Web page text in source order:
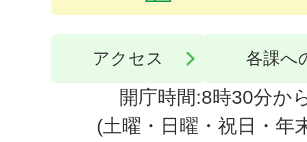
アクセス 各課へ
開庁時間:8時30分か
(土曜・日曜・祝日・年